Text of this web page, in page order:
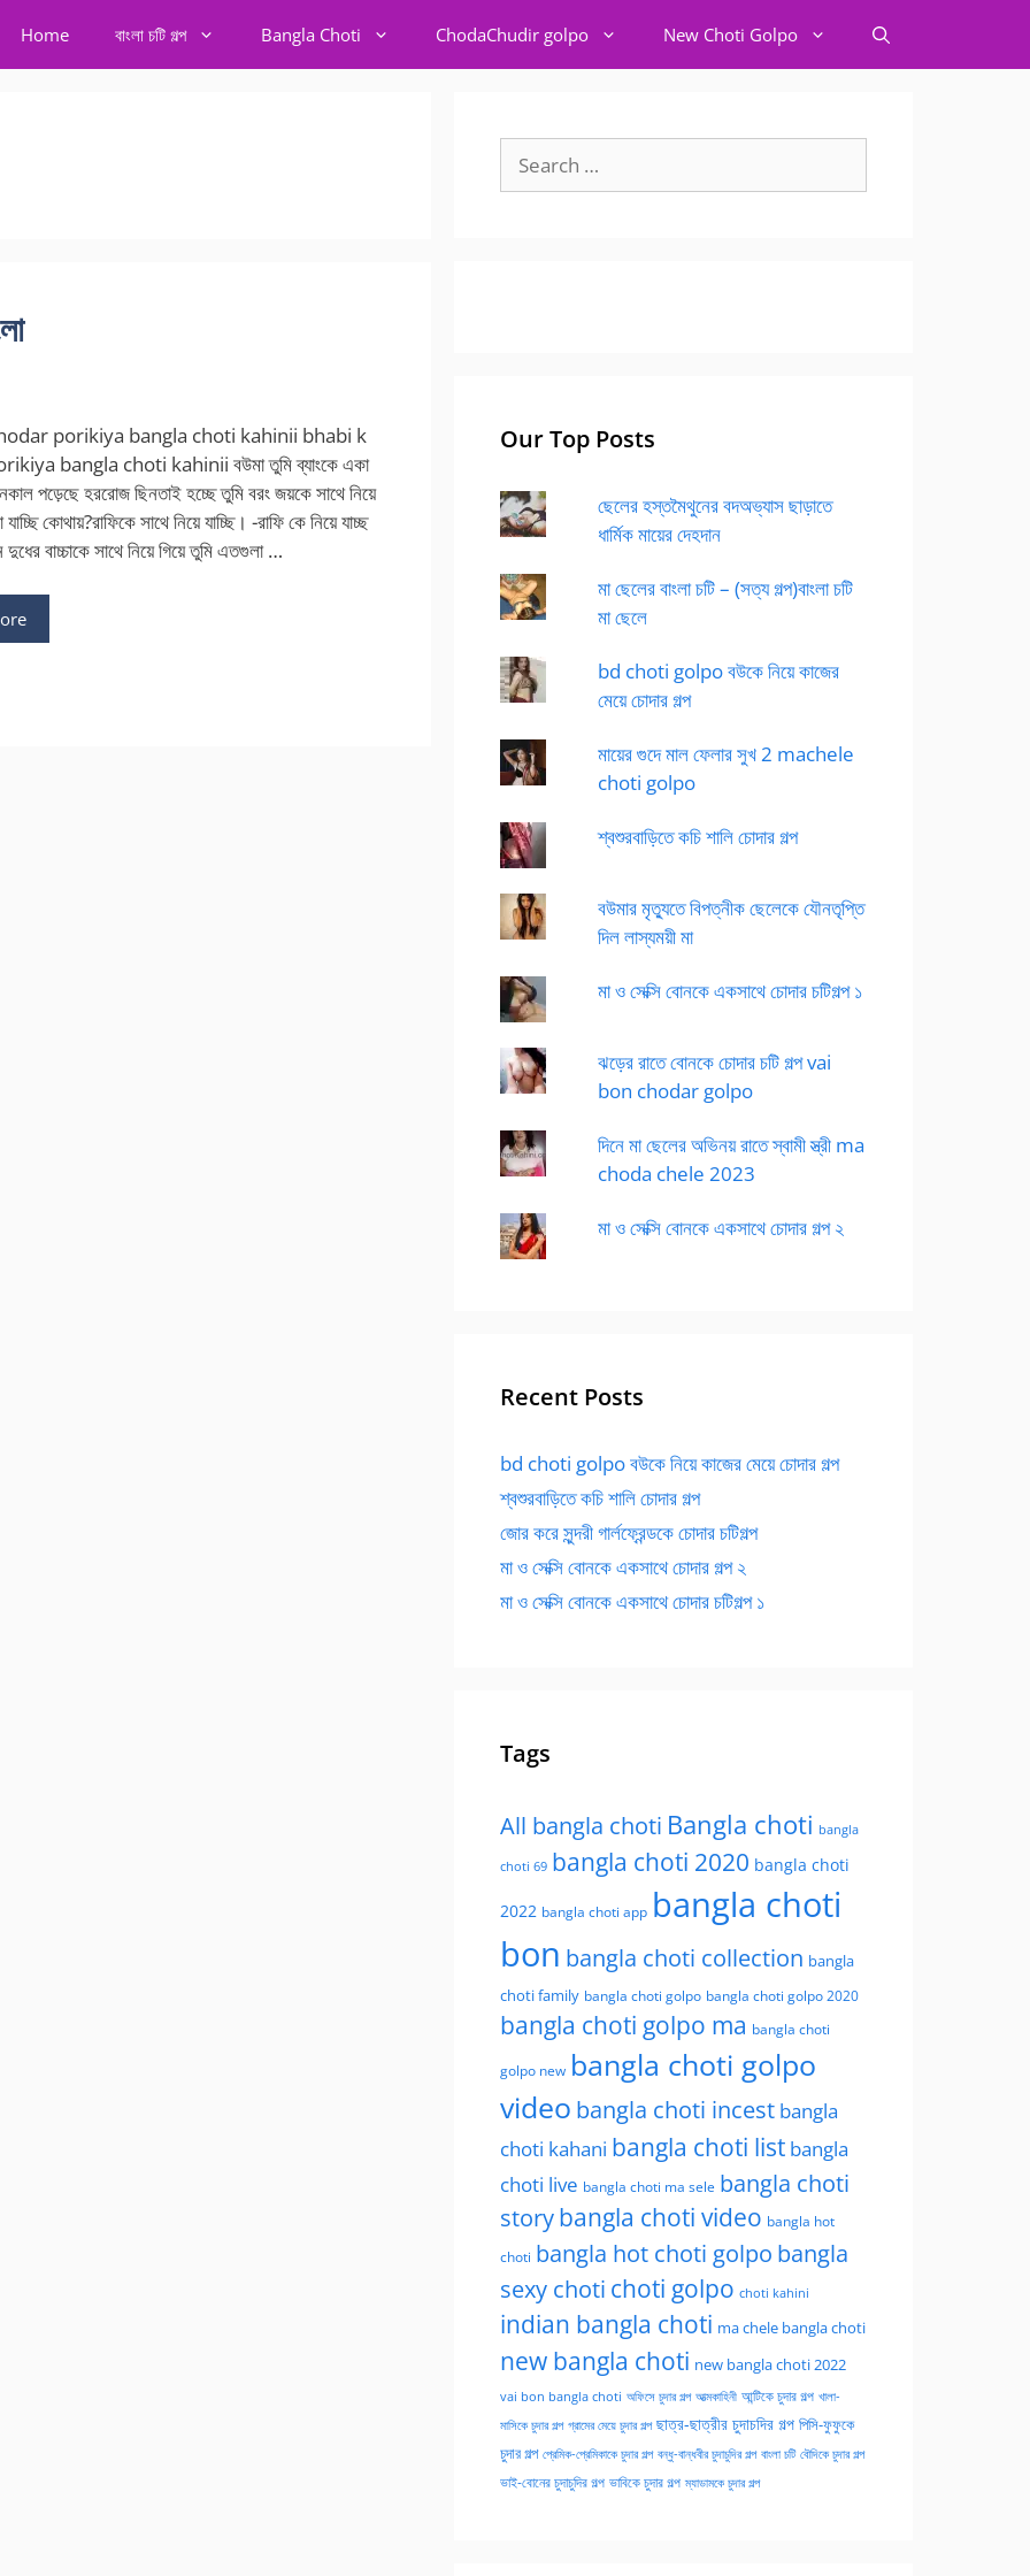
Home বাংলা চটি গল্প Bangla Choti ChodaChudir golpo New Choti Golpo
porikiya bangla choti kahinii bhabi k
bangla choti kahinii বউমা তুমি ব্যাংকে একা
পড়েছে হররোজ ছিনতাই হচ্ছে তুমি বরং জয়কে সাথে নিয়ে
কোথায়?রাফিকে সাথে নিয়ে যাচ্ছি। -রাফি কে নিয়ে যাচ্ছ
বাচ্চাকে সাথে নিয়ে গিয়ে তুমি এতগুলা …
for:
Our Top Posts
ছেলের হস্তমৈথুনের বদঅভ্যাস ছাড়াতে
ধার্মিক মায়ের দেহদান
মা ছেলের বাংলা চটি – (সত্য গল্প)বাংলা চটি
মা ছেলে
bd choti golpo বউকে নিয়ে কাজের
মেয়ে চোদার গল্প
মায়ের গুদে মাল ফেলার সুখ 2 machele
choti golpo
শ্বশুরবাড়িতে কচি শালি চোদার গল্প
বউমার মৃত্যুতে বিপত্নীক ছেলেকে যৌনতৃপ্তি
দিল লাস্যময়ী মা
মা ও সেক্সি বোনকে একসাথে চোদার চটিগল্প ১
ঝড়ের রাতে বোনকে চোদার চটি গল্প vai
bon chodar golpo
দিনে মা ছেলের অভিনয় রাতে স্বামী স্ত্রী ma
choda chele 2023
মা ও সেক্সি বোনকে একসাথে চোদার গল্প ২
Recent Posts
bd choti golpo বউকে নিয়ে কাজের মেয়ে চোদার গল্প
শ্বশুরবাড়িতে কচি শালি চোদার গল্প
জোর করে সুন্দরী গার্লফ্রেন্ডকে চোদার চটিগল্প
মা ও সেক্সি বোনকে একসাথে চোদার গল্প ২
মা ও সেক্সি বোনকে একসাথে চোদার চটিগল্প ১
Tags
All bangla choti Bangla choti bangla
choti 69 bangla choti 2020 bangla choti
2022 bangla choti app bangla choti
bon bangla choti collection bangla
choti family bangla choti golpo bangla choti golpo 2020
bangla choti golpo ma bangla choti
golpo new bangla choti golpo
video bangla choti incest bangla
choti kahani bangla choti list bangla
choti live bangla choti ma sele bangla choti
storybangla choti video bangla hot
choti bangla hot choti golpo bangla
sexy choti choti golpo choti kahini
indian bangla choti ma chele bangla choti
new bangla choti new bangla choti 2022
vai bon bangla choti অফিসে চুদার গল্প আত্মকাহিনী আন্টিকে চুদার গল্প খালা-
মাসিকে চুদার গল্প গ্রামের মেয়ে চুদার গল্প ছাত্র-ছাত্রীর চুদাচদির গল্প পিসি-ফুফুকে
চুদার গল্প প্রেমিক-প্রেমিকাকে চুদার গল্প বন্ধু-বান্ধবীর চুদাচুদির গল্প বাংলা চটি বৌদিকে চুদার গল্প
ভাই-বোনের চুদাচুদির গল্প ভাবিকে চুদার গল্প ম্যাডামকে চুদার গল্প